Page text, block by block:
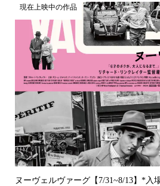
現在上映中の作品
ヌーヴェルヴァーグ【7/31~8/13】*入